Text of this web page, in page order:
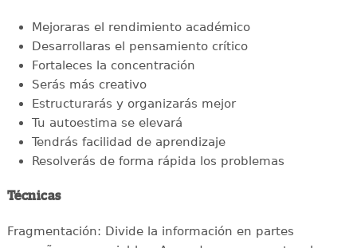
Mejoraras el rendimiento académico
Desarrollaras el pensamiento crítico
Fortaleces la concentración
Serás más creativo
Estructurarás y organizarás mejor
Tu autoestima se elevará
Tendrás facilidad de aprendizaje
Resolverás de forma rápida los problemas
Técnicas
Fragmentación: Divide la información en partes